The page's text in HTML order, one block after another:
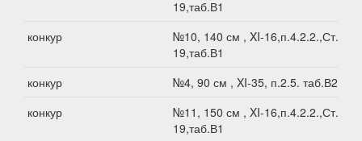
19,таб.В1
конкур
№10, 140 см , XI-16,п.4.2.2.,Ст.XI-
19,таб.В1
конкур
№4, 90 см , XI-35, п.2.5. таб.В2
конкур
№11, 150 см , XI-16,п.4.2.2.,Ст.XI-
19,таб.В1